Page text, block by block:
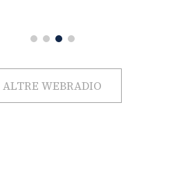
ALTRE WEBRADIO